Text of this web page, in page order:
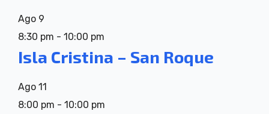
Ago 9
8:30 pm - 10:00 pm
Isla Cristina – San Roque
Ago 11
8:00 pm - 10:00 pm